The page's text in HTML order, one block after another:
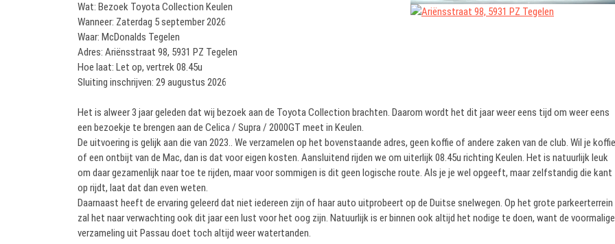
Wat: Bezoek Toyota Collection Keulen
Wanneer: Zaterdag 5 september 2026
Waar: McDonalds Tegelen
Adres: Ariënsstraat 98, 5931 PZ Tegelen
Hoe laat: Let op, vertrek 08.45u
Sluiting inschrijven: 29 augustus 2026
Het is alweer 3 jaar geleden dat wij bezoek aan de Toyota Collection brachten. Daarom wordt het dit jaar weer eens tijd om weer eens
een bezoekje te brengen aan de Celica / Supra / 2000GT meet in Keulen.
De uitvoering is gelijk aan die van 2023.. We verzamelen op het bovenstaande adres, geen koffie of andere zaken van de club. Wil je koffie
of een ontbijt van de Mac, dan is dat voor eigen kosten. Aansluitend rijden we om uiterlijk 08.45u richting Keulen. Het is natuurlijk leuk
om daar gezamenlijk naar toe te rijden, maar voor sommigen is dit geen logische route. Als je je wel opgeeft, maar zelfstandig die kant
op rijdt, laat dat dan even weten.
Daarnaast heeft de ervaring geleerd dat niet iedereen zijn of haar auto uitprobeert op de Duitse snelwegen. Op het grote parkeerterrein
zal het naar verwachting ook dit jaar een lust voor het oog zijn. Natuurlijk is er binnen ook altijd het nodige te doen, want de voormalige
verzameling uit Passau doet toch altijd weer watertanden.